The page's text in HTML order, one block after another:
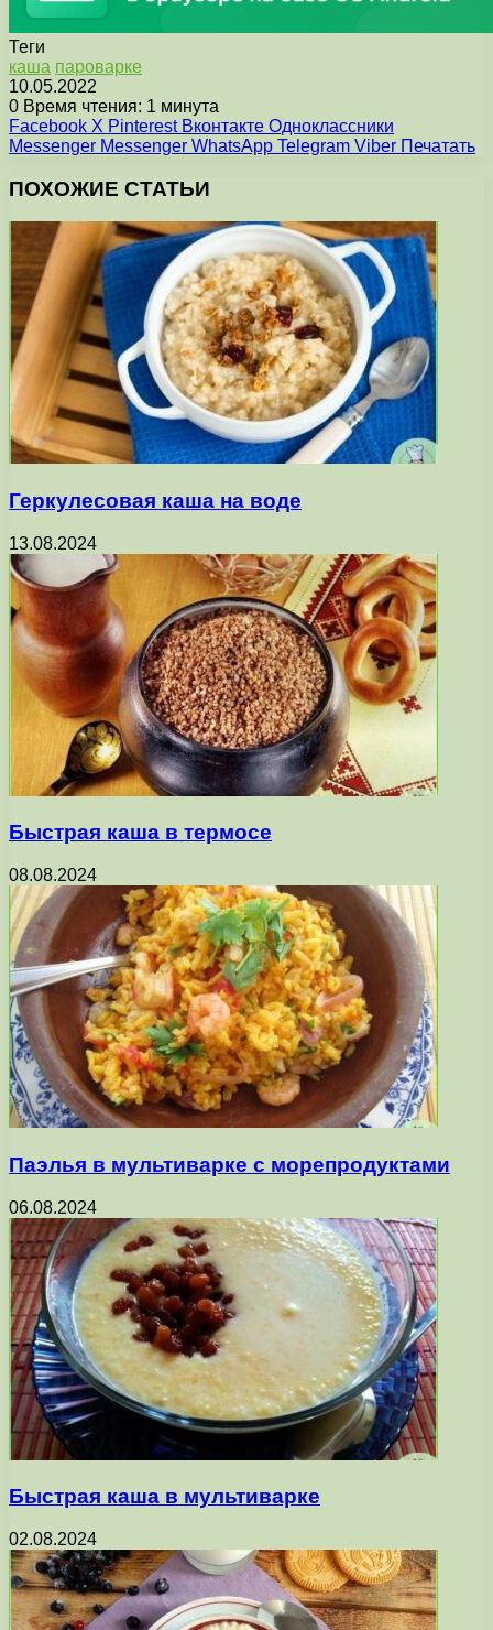
Теги
каша пароварке
10.05.2022
0 Время чтения: 1 минута
Facebook X Pinterest Вконтакте Одноклассники
Messenger Messenger WhatsApp Telegram Viber Печатать
ПОХОЖИЕ СТАТЬИ
Геркулесовая каша на воде
13.08.2024
Быстрая каша в термосе
08.08.2024
Паэлья в мультиварке с морепродуктами
06.08.2024
Быстрая каша в мультиварке
02.08.2024